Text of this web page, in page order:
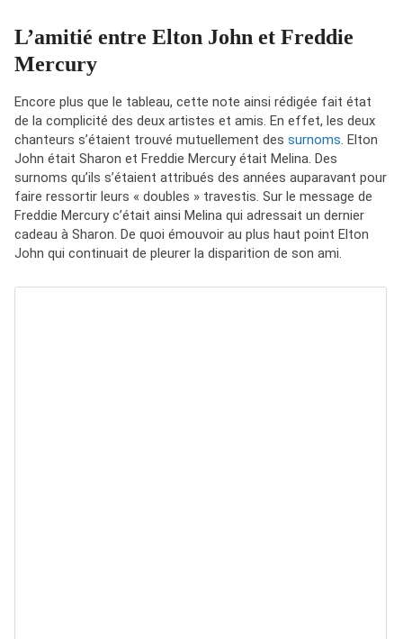
L’amitié entre Elton John et Freddie
Mercury
Encore plus que le tableau, cette note ainsi rédigée fait état
de la complicité des deux artistes et amis. En effet, les deux
chanteurs s’étaient trouvé mutuellement des surnoms. Elton
John était Sharon et Freddie Mercury était Melina. Des
surnoms qu’ils s’étaient attribués des années auparavant pour
faire ressortir leurs « doubles » travestis. Sur le message de
Freddie Mercury c’était ainsi Melina qui adressait un dernier
cadeau à Sharon. De quoi émouvoir au plus haut point Elton
John qui continuait de pleurer la disparition de son ami.